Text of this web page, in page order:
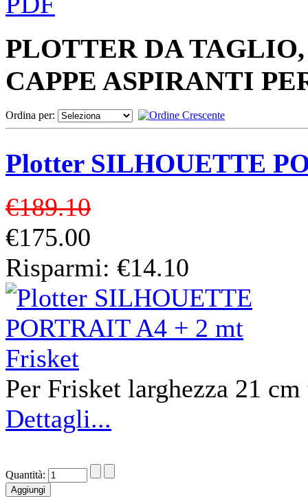
PLOTTER DA
CAPPE ASPIRANTI
Ordina per:
Plotter SILHOUETTE
€189.10
€175.00
Risparmi: €14.10
Per Frisket larghezza 21
Dettagli...
Quantità: